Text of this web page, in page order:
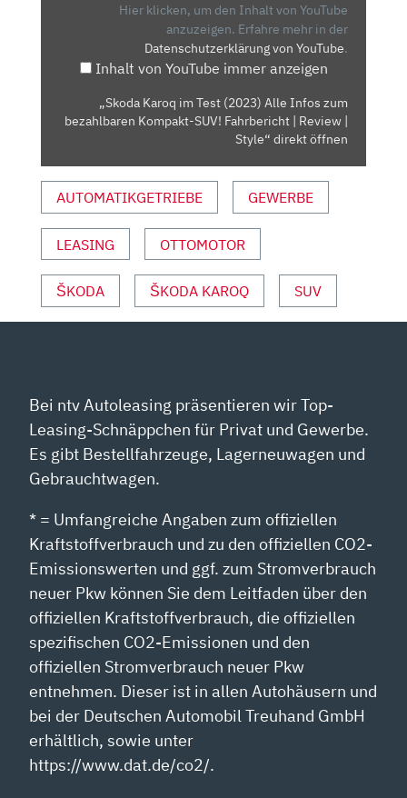
BEZAHLBAREN
KOMPAKT-
|
REVIEW
|
STYLE“
YOUTUBE
ANZEIGEN
Hier klicken, um den Inhalt von YouTube
anzuzeigen. Erfahre mehr in der
Datenschutzerklärung von YouTube.
Inhalt von YouTube immer anzeigen
„Skoda Karoq im Test (2023) Alle Infos zum
bezahlbaren Kompakt-SUV! Fahrbericht | Review |
Style“ direkt öffnen
AUTOMATIKGETRIEBE GEWERBE
LEASING OTTOMOTOR
ŠKODA ŠKODA KAROQ SUV
Bei ntv Autoleasing präsentieren wir Top-
Leasing-Schnäppchen für Privat und Gewerbe.
Es gibt Bestellfahrzeuge, Lagerneuwagen und
Gebrauchtwagen.
* = Umfangreiche Angaben zum offiziellen
Kraftstoffverbrauch und zu den offiziellen CO2-
Emissionswerten und ggf. zum Stromverbrauch
neuer Pkw können Sie dem Leitfaden über den
offiziellen Kraftstoffverbrauch, die offiziellen
spezifischen CO2-Emissionen und den
offiziellen Stromverbrauch neuer Pkw
entnehmen. Dieser ist in allen Autohäusern und
bei der Deutschen Automobil Treuhand GmbH
erhältlich, sowie unter
https://www.dat.de/co2/.